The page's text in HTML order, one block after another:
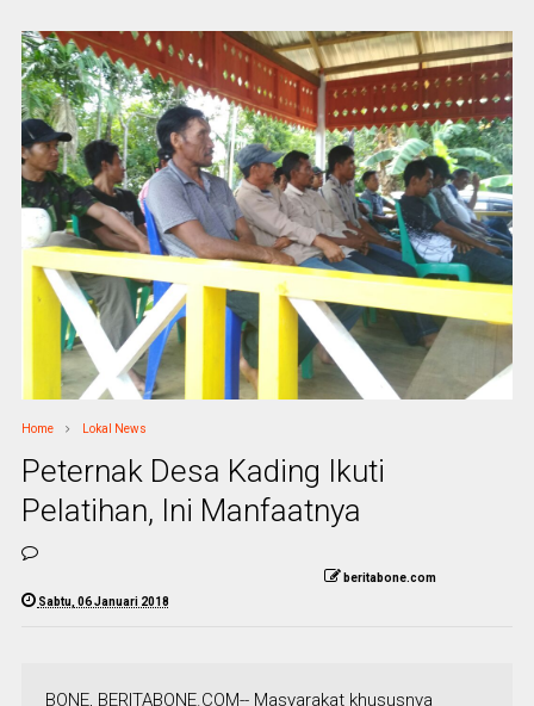
Home Lokal News
Peternak Desa Kading Ikuti
Pelatihan, Ini Manfaatnya
beritabone.com
Sabtu, 06 Januari 2018
BONE, BERITABONE.COM-- Masyarakat khususnya